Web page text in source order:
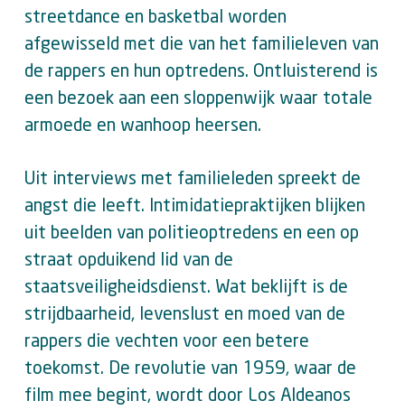
streetdance en basketbal worden
afgewisseld met die van het familieleven van
de rappers en hun optredens. Ontluisterend is
een bezoek aan een sloppenwijk waar totale
armoede en wanhoop heersen.
Uit interviews met familieleden spreekt de
angst die leeft. Intimidatiepraktijken blijken
uit beelden van politieoptredens en een op
straat opduikend lid van de
staatsveiligheidsdienst. Wat beklijft is de
strijdbaarheid, levenslust en moed van de
rappers die vechten voor een betere
toekomst. De revolutie van 1959, waar de
film mee begint, wordt door Los Aldeanos